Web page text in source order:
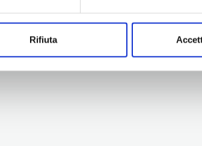
Rifiuta
Ufficio
Turismo e Beni Culturali
turismo@tno.camcom.it